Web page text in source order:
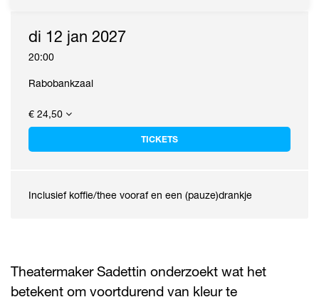
di 12 jan 2027
20:00
Rabobankzaal
€ 24,50
TICKETS
Inclusief koffie/thee vooraf en een (pauze)drankje
Theatermaker Sadettin onderzoekt wat het
betekent om voortdurend van kleur te